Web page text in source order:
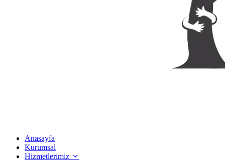
Anasayfa
Kurumsal
Hizmetlerimiz